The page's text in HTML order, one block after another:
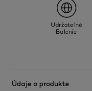
Udržateľné
Balenie
Údaje o produkte